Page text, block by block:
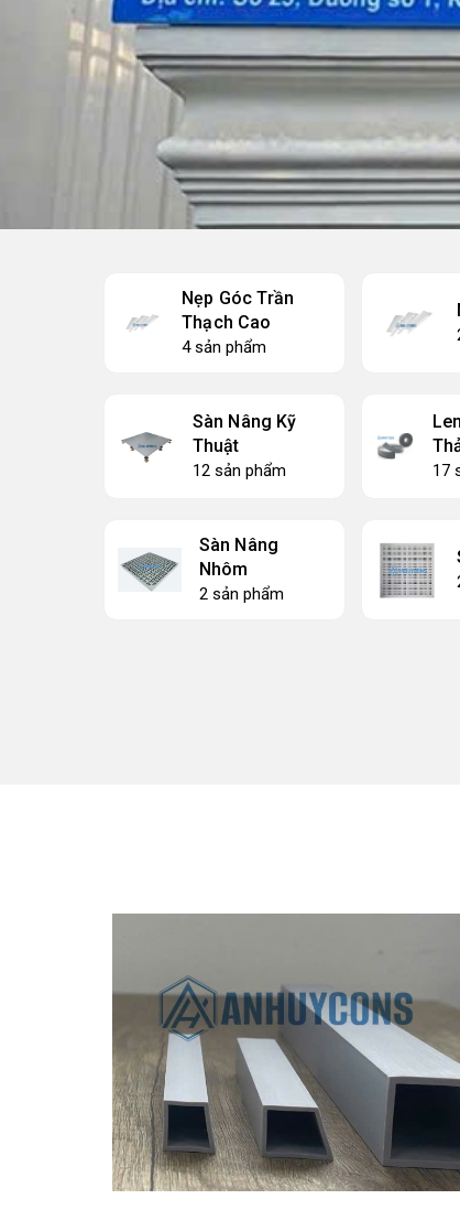
Nẹp Góc Trần
Thạch Cao
4 sản phẩm
Sàn Nâng Kỹ
Thuật
12 sản phẩm 17
Sàn Nâng
Nhôm
2 sản phẩm